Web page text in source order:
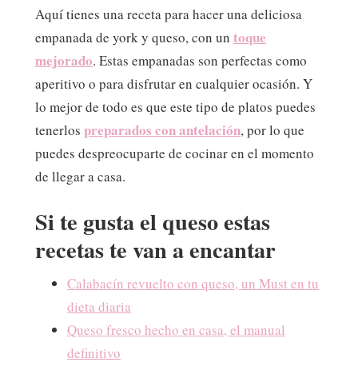
Aquí tienes una receta para hacer una deliciosa
empanada de york y queso, con un toque
mejorado. Estas empanadas son perfectas como
aperitivo o para disfrutar en cualquier ocasión. Y
lo mejor de todo es que este tipo de platos puedes
tenerlos preparados con antelación, por lo que
puedes despreocuparte de cocinar en el momento
de llegar a casa.
Si te gusta el queso estas
recetas te van a encantar
Calabacín revuelto con queso, un Must en tu
dieta diaria
Queso fresco hecho en casa, el manual
definitivo